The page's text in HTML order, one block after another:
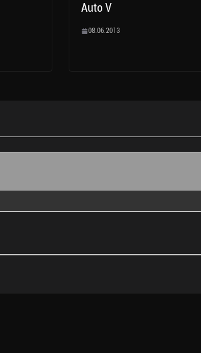
Auto V
08.06.2013